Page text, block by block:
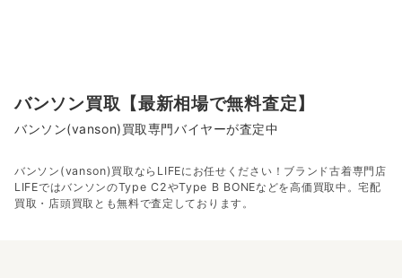
バンソン買取【最新相場で無料査定】
バンソン(vanson)買取専門バイヤーが査定中
バンソン(vanson)買取ならLIFEにお任せください！ブランド古着専門店
LIFEではバンソンのType C2やType B BONEなどを高価買取中。宅配
買取・店頭買取とも無料で査定しております。